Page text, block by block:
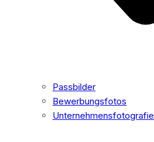
Passbilder
Bewerbungsfotos
Unternehmensfotografie